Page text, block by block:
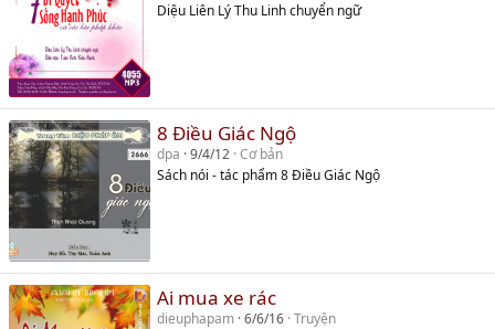
Diệu Liên Lý Thu Linh chuyển ngữ
8 Điều Giác Ngộ
dpa 9/4/12 Cơ bản
Sách nói - tác phẩm 8 Điều Giác Ngộ
Ai mua xe rác
dieuphapam 6/6/16 Truyện